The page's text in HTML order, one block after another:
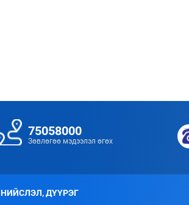
75058000
Зөвлөгөө мэдээлэл өгөх
НИЙСЛЭЛ, ДҮҮРЭГ